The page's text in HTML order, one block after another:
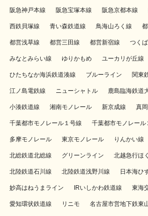
阪急神戸本線 阪急宝塚本線 阪急京都本線
西鉄貝塚線 青い森鉄道線 鳥海山ろく線
都営浅草線 都営三田線 都営新宿線 つく
みなとみらい線 ゆりかもめ ユーカリが丘線
ひたちなか海浜鉄道湊線 ブルーライン 関東
江ノ島電鉄線 ニューシャトル 鹿島臨海鉄道
小湊鉄道線 湘南モノレール 新京成線 真
千葉都市モノレール１号線 千葉都市モノレール
多摩モノレール 東京モノレール りんかい線
北総鉄道北総線 グリーンライン 北越急行ほ
北陸鉄道石川線 北陸鉄道浅野川線 日本海ひ
妙高はねうまライン IRいしかわ鉄道線 東海
愛知環状鉄道線 リニモ 名古屋市営地下鉄東